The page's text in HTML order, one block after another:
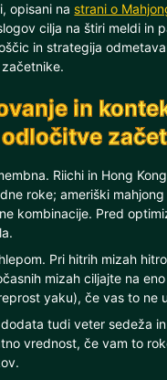
opisani na strani o
cilja na štiri meldi in
in strategija
in
Riichi in Hong
roke; ameriški
kombinacije. Pred
Pri hitrih mizah
mizah ciljajte na
yaku), če vas to ne
tudi veter sedeža
vrednost, če vam to